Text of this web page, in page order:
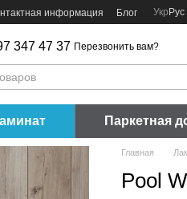
информация Блог Укр Рус
347 47 37 Перезвонить вам?
Паркетная
Главная
Pool